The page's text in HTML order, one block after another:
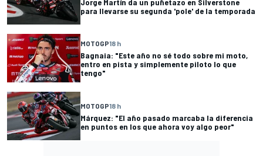
para llevarse su segunda 'pole' de la temporada
MOTOGP18 h
Bagnaia: "Este año no sé todo sobre mi moto,
entro en pista y simplemente piloto lo que
tengo"
MOTOGP18 h
Márquez: "El año pasado marcaba la diferencia
en puntos en los que ahora voy algo peor"